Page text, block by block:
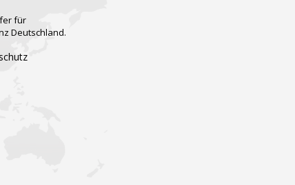
für
Deutschland.